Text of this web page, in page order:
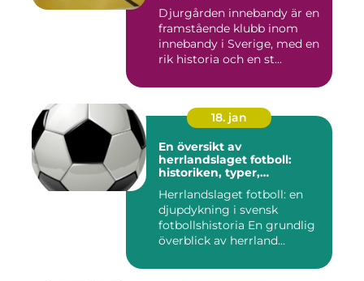
Djurgården innebandy är en
framstående klubb inom
innebandy i Sverige, med en
rik historia och en st...
18. jan
En översikt av
herrlandslaget fotboll:
historiken, typer,
Herrlandslaget fotboll: en
djupdykning i svensk
fotbollshistoria En grundlig
överblick av herrland...